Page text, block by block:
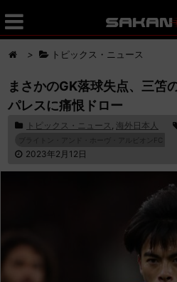
> トピックス・ニュース
まさかのGK落球失点、三笘
パレスに痛恨ドロー
トピックス・ニュース , 海外日本人
2023年2月12日